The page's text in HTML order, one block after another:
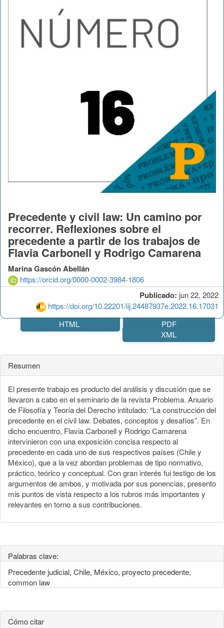
Publicado: jun 22, 2022
https://doi.org/10.22201/iij.24487937e.2022.16.17031
Precedente y civil law: Un camino por
recorrer. Reflexiones sobre el
precedente a partir de los trabajos de
Flavia Carbonell y Rodrigo Camarena
Marina Gascón Abellán
https://orcid.org/0000-0002-3984-1806
HTML
PDF
XML
Resumen
El presente trabajo es producto del análisis y discusión que se
llevaron a cabo en el seminario de la revista Problema. Anuario
de Filosofía y Teoría del Derecho intitulado: “La construcción del
precedente en el civil law. Debates, conceptos y desafíos”. En
dicho encuentro, Flavia Carbonell y Rodrigo Camarena
intervinieron con una exposición concisa respecto al
precedente en cada uno de sus respectivos países (Chile y
México), que a la vez abordan problemas de tipo normativo,
práctico, teórico y conceptual. Con gran interés fui testigo de los
argumentos de ambos, y motivada por sus ponencias, presento
mis puntos de vista respecto a los rubros más importantes y
relevantes en torno a sus contribuciones.
Palabras clave:
Precedente judicial, Chile, México, proyecto precedente,
common law
Cómo citar